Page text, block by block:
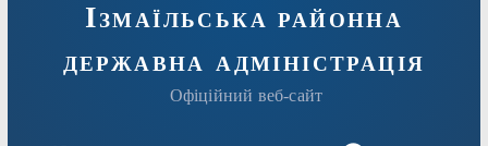
Ізмаїльська районна
державна адміністрація
Офіційний веб-сайт